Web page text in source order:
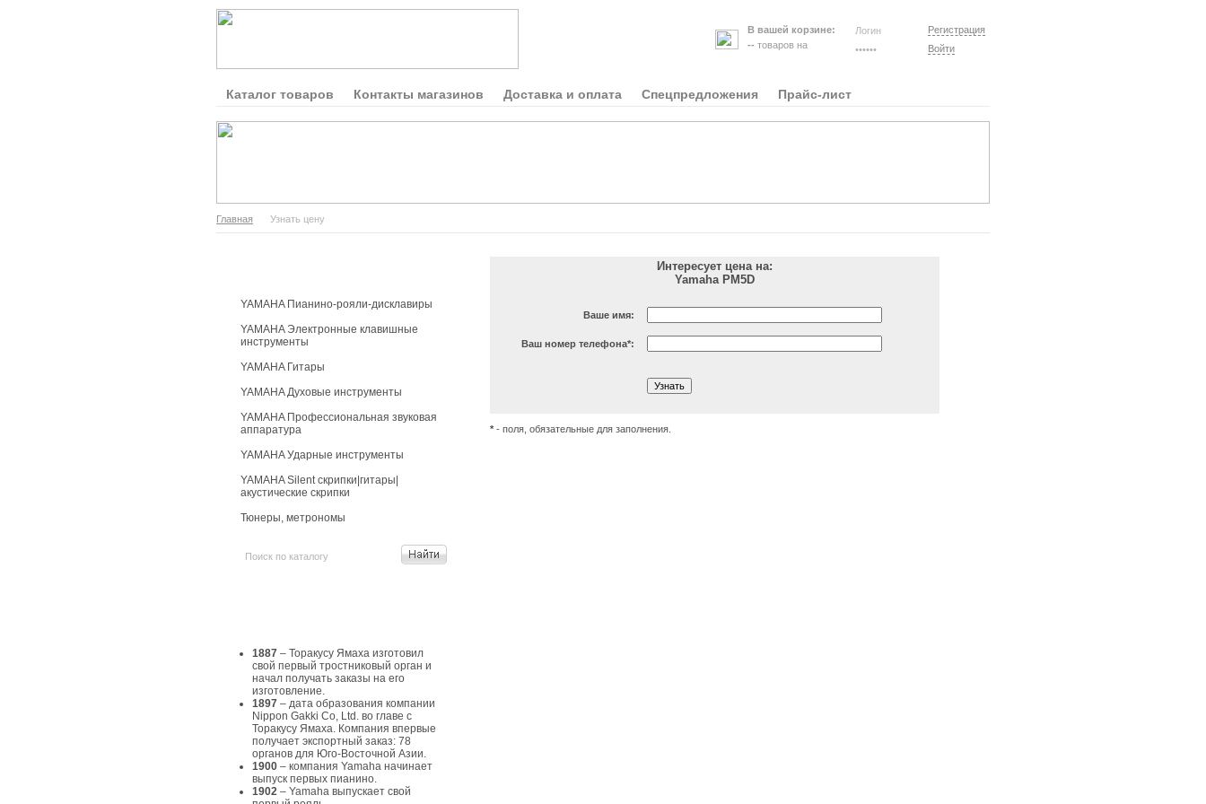
В вашей корзине:
-- товаров на
Регистрация
Войти
Каталог товаров Контакты магазинов Доставка и оплата Спецпредложения Прайс-лист
Главная Узнать цену
YAMAHA Пианино-рояли-дисклавиры
YAMAHA Электронные клавишные
инструменты
YAMAHA Гитары
YAMAHA Духовые инструменты
YAMAHA Профессиональная звуковая
аппаратура
YAMAHA Ударные инструменты
YAMAHA Silent скрипки|гитары|
акустические скрипки
Тюнеры, метрономы
1887 – Торакусу Ямаха изготовил
свой первый тростниковый орган и
начал получать заказы на его
изготовление.
1897 – дата образования компании
Nippon Gakki Co, Ltd. во главе с
Торакусу Ямаха. Компания впервые
получает экспортный заказ: 78
органов для Юго-Восточной Азии.
1900 – компания Yamaha начинает
выпуск первых пианино.
1902 – Yamaha выпускает свой
Интересует цена на:
Yamaha PM5D
Ваше имя:
Ваш номер телефона*:
* - поля, обязательные для заполнения.